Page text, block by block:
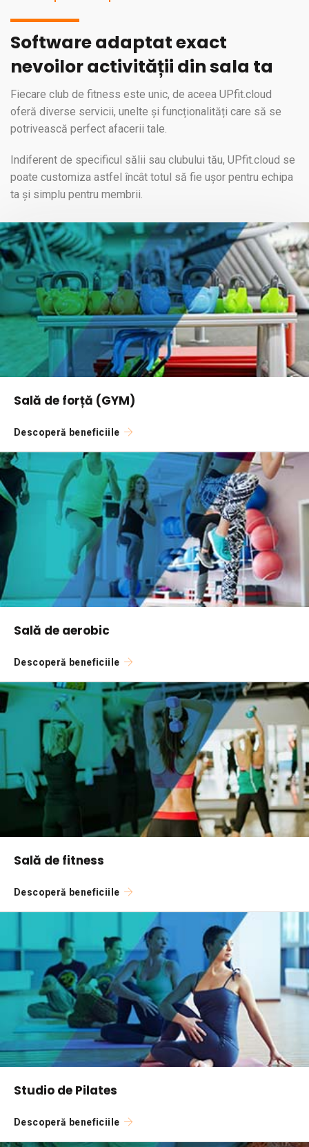
Software adaptat exact
nevoilor activității din sala ta
Fiecare club de fitness este unic, de aceea UPfit.cloud
oferă diverse servicii, unelte și funcționalități care să se
potrivească perfect afacerii tale.
Indiferent de specificul sălii sau clubului tău, UPfit.cloud se
poate customiza astfel încât totul să fie ușor pentru echipa
ta și simplu pentru membrii.
Sală de forță (GYM)
Descoperă beneficiile
Sală de aerobic
Descoperă beneficiile
Sală de fitness
Descoperă beneficiile
Studio de Pilates
Descoperă beneficiile